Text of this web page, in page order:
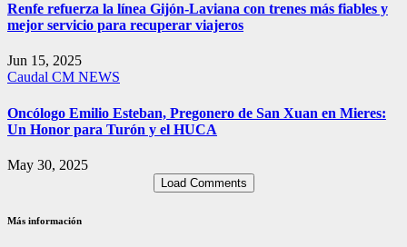
Renfe refuerza la línea Gijón-Laviana con trenes más fiables y
mejor servicio para recuperar viajeros
Jun 15, 2025
Caudal CM NEWS
Oncólogo Emilio Esteban, Pregonero de San Xuan en Mieres:
Un Honor para Turón y el HUCA
May 30, 2025
Load Comments
Más información